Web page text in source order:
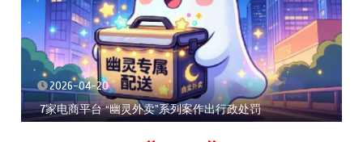
2026-04-20
7家电商平台 “幽灵外卖”系列案作出行政处罚